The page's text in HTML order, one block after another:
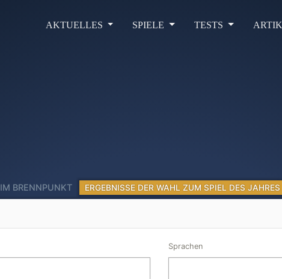
AKTUELLES SPIELE TESTS
IM BRENNPUNKT ERGEBNISSE DER WAHL ZUM SPIEL DES
Sprachen